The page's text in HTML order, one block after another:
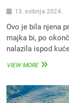
13. svibnja 2024.
Ovo je bila njena
majka bi, po
nalazila ispod
VIEW MOREOSAM
MAJKE